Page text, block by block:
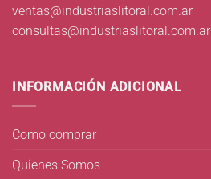
ventas@industriaslitoral.com.ar
consultas@industriaslitoral.com.ar
INFORMACIÓN ADICIONAL
Como comprar
Quienes Somos